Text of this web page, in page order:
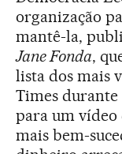
organização
mantê-la,
Jane Fonda,
lista dos mais
Times durante
para um vídeo
mais bem-